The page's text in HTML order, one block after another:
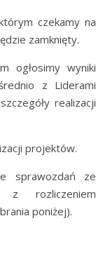
czekamy na
zamknięty.
ogłosimy wyniki
z Liderami
realizacji
projektów.
sprawozdań ze
z rozliczeniem
poniżej).